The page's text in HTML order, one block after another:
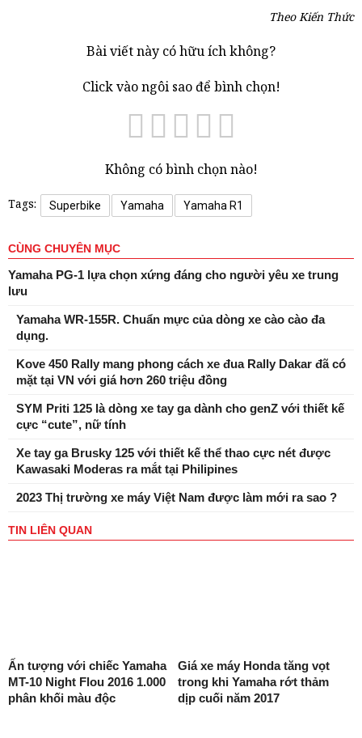
Theo Kiến Thức
Bài viết này có hữu ích không?
Click vào ngôi sao để bình chọn!
Không có bình chọn nào!
Tags: Superbike Yamaha Yamaha R1
CÙNG CHUYÊN MỤC
Yamaha PG-1 lựa chọn xứng đáng cho người yêu xe trung
lưu
Yamaha WR-155R. Chuẩn mực của dòng xe cào cào đa
dụng.
Kove 450 Rally mang phong cách xe đua Rally Dakar đã có
mặt tại VN với giá hơn 260 triệu đồng
SYM Priti 125 là dòng xe tay ga dành cho genZ với thiết kế
cực “cute”, nữ tính
Xe tay ga Brusky 125 với thiết kế thể thao cực nét được
Kawasaki Moderas ra mắt tại Philipines
2023 Thị trường xe máy Việt Nam được làm mới ra sao ?
TIN LIÊN QUAN
Ấn tượng với chiếc Yamaha
MT-10 Night Flou 2016 1.000
phân khối màu độc
Giá xe máy Honda tăng vọt
trong khi Yamaha rớt thảm
dịp cuối năm 2017